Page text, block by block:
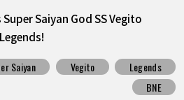
Saiyan God SS Vegito
Saiyan Vegito
Legends
BNE